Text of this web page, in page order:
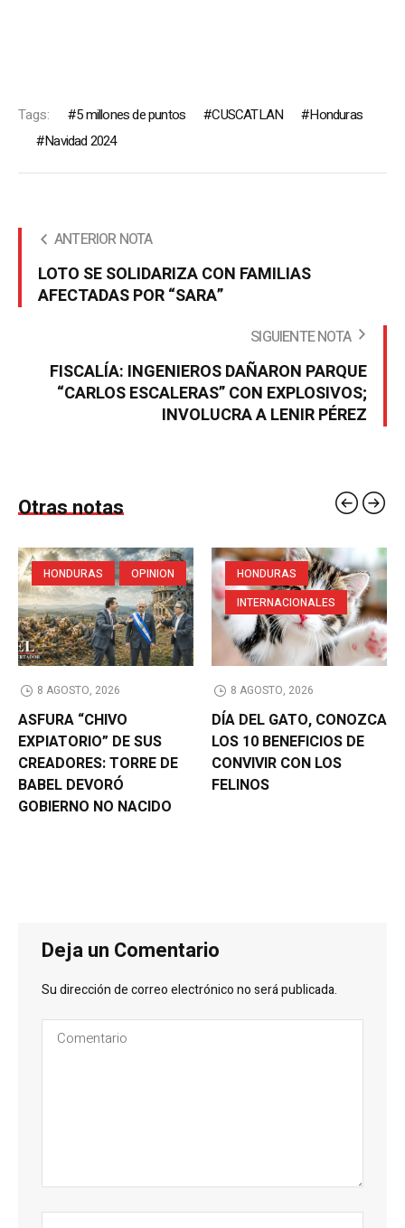
Tags: 5 millones de puntos CUSCATLAN
Honduras
Navidad 2024
ANTERIOR NOTA
LOTO SE SOLIDARIZA CON FAMILIAS
AFECTADAS POR “SARA”
SIGUIENTE NOTA
FISCALÍA: INGENIEROS DAÑARON PARQUE
“CARLOS ESCALERAS” CON EXPLOSIVOS;
INVOLUCRA A LENIR PÉREZ
Otras notas
HONDURAS OPINION
8 AGOSTO, 2026
ASFURA “CHIVO
EXPIATORIO” DE SUS
CREADORES: TORRE DE
BABEL DEVORÓ
GOBIERNO NO NACIDO
HONDURAS
INTERNACIONALES
8 AGOSTO, 2026
DÍA DEL GATO, CONOZCA
LOS 10 BENEFICIOS DE
CONVIVIR CON LOS
FELINOS
Deja un Comentario
Su dirección de correo electrónico no será publicada.